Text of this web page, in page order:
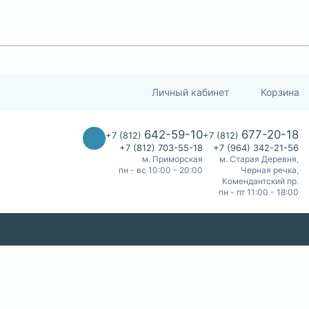
Личный кабинет Корзина
+7 (812) 642-59-10
+7 (812) 703-55-18
м. Приморская
пн - вс 10:00 - 20:00
+7 (812) 677-20-18
+7 (964) 342-21-56
м. Старая Деревня,
Черная речка,
Комендантский пр.
пн - пт 11:00 - 18:00